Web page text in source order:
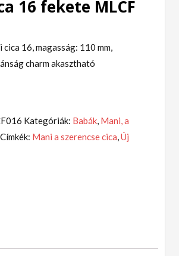
16 fekete MLCF
16, magasság: 110 mm,
charm akasztható
Kategóriák: Babák, Mani, a
Címkék: Mani a szerencse cica,Új